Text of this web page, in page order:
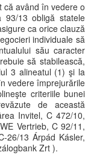
că având în vedere o
93/13 obligă statele
ca orice clauză
individuale să
său caracter
să stabilească,
3 alineatul (1) şi la
vedere împrejurările
criteriile bunei
de această
Invitel, C 472/10,
Vertrieb, C 92/11,
26/13 Árpád Kásler,
Zrt ).